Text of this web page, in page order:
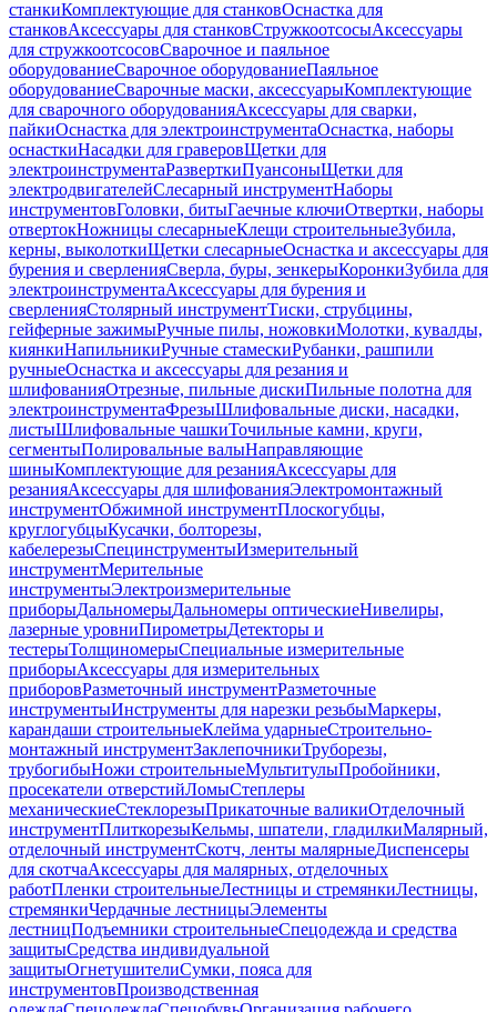
станкиКомплектующие для станковОснастка для
станковАксессуары для станковСтружкоотсосыАксессуары
для стружкоотсосовСварочное и паяльное
оборудованиеСварочное оборудованиеПаяльное
оборудованиеСварочные маски, аксессуарыКомплектующие
для сварочного оборудованияАксессуары для сварки,
пайкиОснастка для электроинструментаОснастка, наборы
оснасткиНасадки для граверовЩетки для
электроинструментаРазверткиПуансоныЩетки для
электродвигателейСлесарный инструментНаборы
инструментовГоловки, битыГаечные ключиОтвертки, наборы
отвертокНожницы слесарныеКлещи строительныеЗубила,
керны, выколоткиЩетки слесарныеОснастка и аксессуары для
бурения и сверленияСверла, буры, зенкерыКоронкиЗубила для
электроинструментаАксессуары для бурения и
сверленияСтолярный инструментТиски, струбцины,
гейферные зажимыРучные пилы, ножовкиМолотки, кувалды,
киянкиНапильникиРучные стамескиРубанки, рашпили
ручныеОснастка и аксессуары для резания и
шлифованияОтрезные, пильные дискиПильные полотна для
электроинструментаФрезыШлифовальные диски, насадки,
листыШлифовальные чашкиТочильные камни, круги,
сегментыПолировальные валыНаправляющие
шиныКомплектующие для резанияАксессуары для
резанияАксессуары для шлифованияЭлектромонтажный
инструментОбжимной инструментПлоскогубцы,
круглогубцыКусачки, болторезы,
кабелерезыСпецинструментыИзмерительный
инструментМерительные
инструментыЭлектроизмерительные
приборыДальномерыДальномеры оптическиеНивелиры,
лазерные уровниПирометрыДетекторы и
тестерыТолщиномерыСпециальные измерительные
приборыАксессуары для измерительных
приборовРазметочный инструментРазметочные
инструментыИнструменты для нарезки резьбыМаркеры,
карандаши строительныеКлейма ударныеСтроительно-
монтажный инструментЗаклепочникиТруборезы,
трубогибыНожи строительныеМультитулыПробойники,
просекатели отверстийЛомыСтеплеры
механическиеСтеклорезыПрикаточные валикиОтделочный
инструментПлиткорезыКельмы, шпатели, гладилкиМалярный,
отделочный инструментСкотч, ленты малярныеДиспенсеры
для скотчаАксессуары для малярных, отделочных
работПленки строительныеЛестницы и стремянкиЛестницы,
стремянкиЧердачные лестницыЭлементы
лестницПодъемники строительныеСпецодежда и средства
защитыСредства индивидуальной
защитыОгнетушителиСумки, пояса для
инструментовПроизводственная